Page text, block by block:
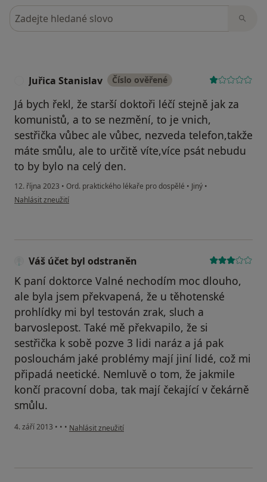
Hledejte v názorech
Juřica Stanislav Číslo ověřené
Já bych řekl, že starší doktoři léčí stejně jak za
komunistů, a to se nezmění, to je vnich,
sestřička vůbec ale vůbec, nezveda telefon,takže
máte smůlu, ale to určitě víte,více psát nebudu
to by bylo na celý den.
12. října 2023 • Ord. praktického lékaře pro dospělé • Jiný •
podle názoru uživatele Juřica Stanislav
Nahlásit zneužití
Váš účet byl odstraněn
K paní doktorce Valné nechodím moc dlouho,
ale byla jsem překvapená, že u těhotenské
prohlídky mi byl testován zrak, sluch a
barvoslepost. Také mě překvapilo, že si
sestřička k sobě pozve 3 lidi naráz a já pak
poslouchám jaké problémy mají jiní lidé, což mi
připadá neetické. Nemluvě o tom, že jakmile
končí pracovní doba, tak mají čekající v čekárně
smůlu.
4. září 2013 • • • podle názoru uživatele Váš účet byl odstraněn
Nahlásit zneužití